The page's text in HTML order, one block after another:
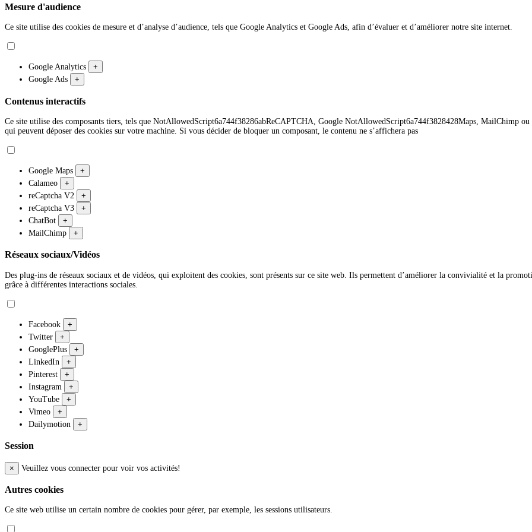
Mesure d'audience
Ce site utilise des cookies de mesure et d’analyse d’audience, tels que Google Analytics et Google Ads, afin d’évaluer et d’améliorer notre site internet.
Google Analytics
+
Google Ads
+
Contenus interactifs
Ce site utilise des composants tiers, tels que NotAllowedScript6a744f38286abReCAPTCHA, Google NotAllowedScript6a744f3828428Maps, MailChimp ou
qui peuvent déposer des cookies sur votre machine. Si vous décider de bloquer un composant, le contenu ne s’affichera pas
Google Maps
+
Calameo
+
reCaptcha V2
+
reCaptcha V3
+
ChatBot
+
MailChimp
+
Réseaux sociaux/Vidéos
Des plug-ins de réseaux sociaux et de vidéos, qui exploitent des cookies, sont présents sur ce site web. Ils permettent d’améliorer la convivialité et la
grâce à différentes interactions sociales.
Facebook
+
Twitter
+
GooglePlus
+
LinkedIn
+
Pinterest
+
Instagram
+
YouTube
+
Vimeo
+
Dailymotion
+
Session
× Veuillez vous connecter pour voir vos activités!
Autres cookies
Ce site web utilise un certain nombre de cookies pour gérer, par exemple, les sessions utilisateurs.